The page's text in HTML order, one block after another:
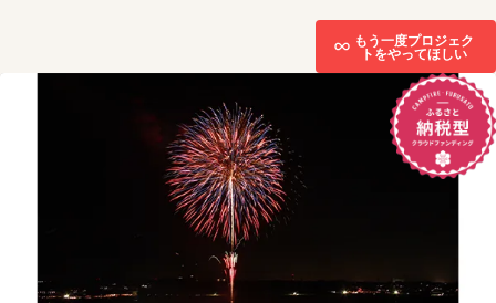
もう一度プロジェク
トをやってほしい